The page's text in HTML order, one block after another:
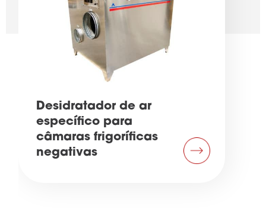
Desidratador de ar
específico para
câmaras frigoríficas
negativas